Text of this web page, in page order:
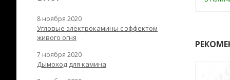
8 ноября 2020
Угловые электрокамины с эффектом
живого огня
7 ноября 2020
Дымоход для камина